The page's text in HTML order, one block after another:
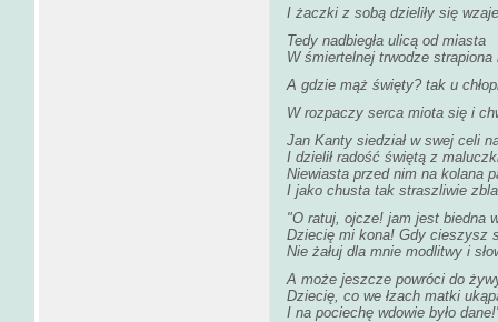
I żaczki z sobą dzieliły się
Tedy nadbiegła ulicą od miasta
W śmiertelnej trwodze strapiona
A gdzie mąż święty? tak u
W rozpaczy serca miota się i
Jan Kanty siedział w swej celi
I dzielił radość świętą z
Niewiasta przed nim na kolana
I jako chusta tak straszliwie
"O ratuj, ojcze! jam jest biedna
Dziecię mi kona! Gdy cieszysz
Nie żałuj dla mnie modlitwy i
A może jeszcze powróci do
Dziecię, co we łzach matki
I na pociechę wdowie było